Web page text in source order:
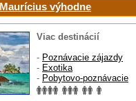
výhodne
Viac destinácií
- Poznávacie zájazdy
- Exotika
- Pobytovo-poznávacie